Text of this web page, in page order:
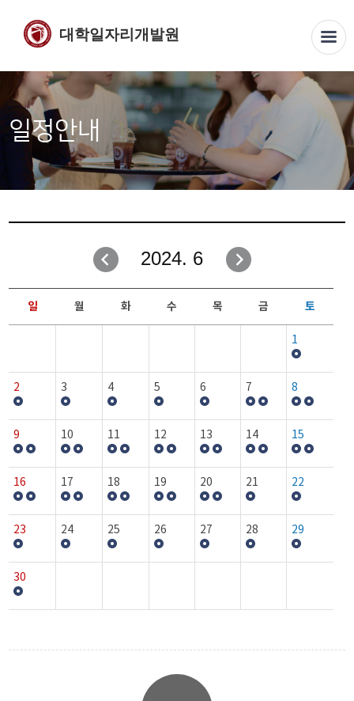
대학일자리개발원
일정안내
2024. 6
일 월 화 수 목 금 토
1
2 3 4 5 6 7 8
9 10 11 12 13 14 15
16 17 18 19 20 21 22
23 24 25 26 27 28 29
30